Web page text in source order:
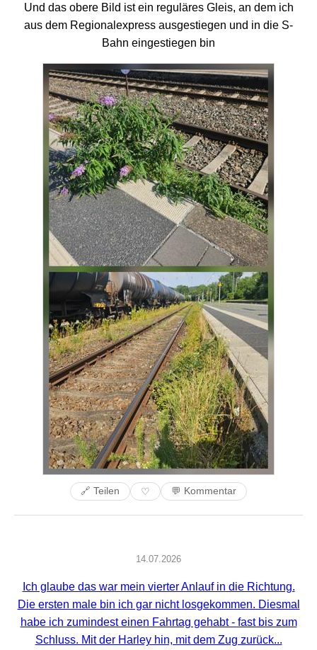
Und das obere Bild ist ein reguläres Gleis, an dem ich
aus dem Regionalexpress ausgestiegen und in die S-
Bahn eingestiegen bin
🔗 Teilen ♡ 💬 Kommentar
14.07.2026
Ich glaube das war mein vierter Anlauf in die Richtung.
Die ersten male bin ich gar nicht losgekommen. Diesmal
habe ich zumindest einen Fahrtag gehabt - fast bis zum
Schluss. Mit der Harley hin, mit dem Zug zurück...